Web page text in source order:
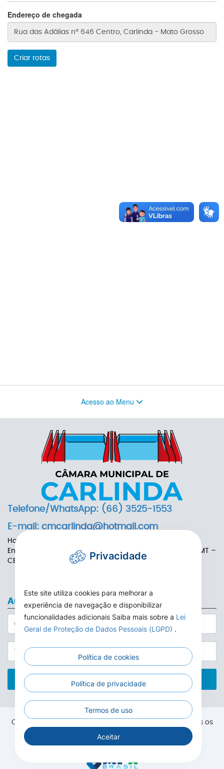
Endereço de chegada
Criar rotas
Acesso ao Menu
Telefone/WhatsApp: (66) 3525-1553
E-mail: cmcarlinda@hotmail.com
Horário de Funcionamento: das 7h às 13h
Endereço: Rua das Adálias, nº 646, Centro de Carlinda-MT –
CEP: 78587-000
ACESSO AO WEBMAIL
ACESSAR
Copyright® 2026. Câmara Municipal de Carlinda. Todos os
direitos reservados.
Privacidade
Este site utiliza cookies para melhorar a
experiência de navegação e disponibilizar
funcionalidades adicionais Saiba mais sobre a Lei
Geral de Proteção de Dados Pessoais (LGPD) .
Política de cookies
Política de privacidade
Termos de uso
Aceitar